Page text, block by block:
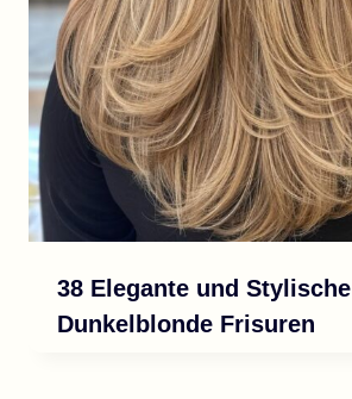
38 Elegante und Stylische
Dunkelblonde Frisuren